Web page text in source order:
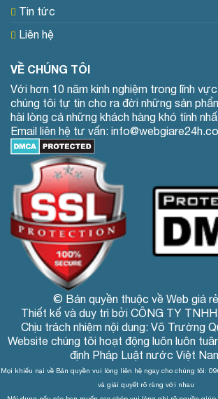
Tin tức
Liên hệ
VỀ CHÚNG TÔI
Với hơn 10 năm kinh nghiệm trong lĩnh
chúng tôi tự tin cho ra đời những sản
hài lòng cả những khách hàng khó tính
Email liên hệ tư vấn:
© Bản quyền thuộc về Web giá
Thiết kế và duy trì bởi CÔNG TY
Chịu trách nhiệm nội dung: Võ Trường
Website chúng tôi hoạt động luôn luôn
định Pháp Luật nước Việt
Mọi khiếu nại về Bản quyền vui lòng liên hệ ngay cho chúng tôi:
và giải quyết rõ ràng với nhau